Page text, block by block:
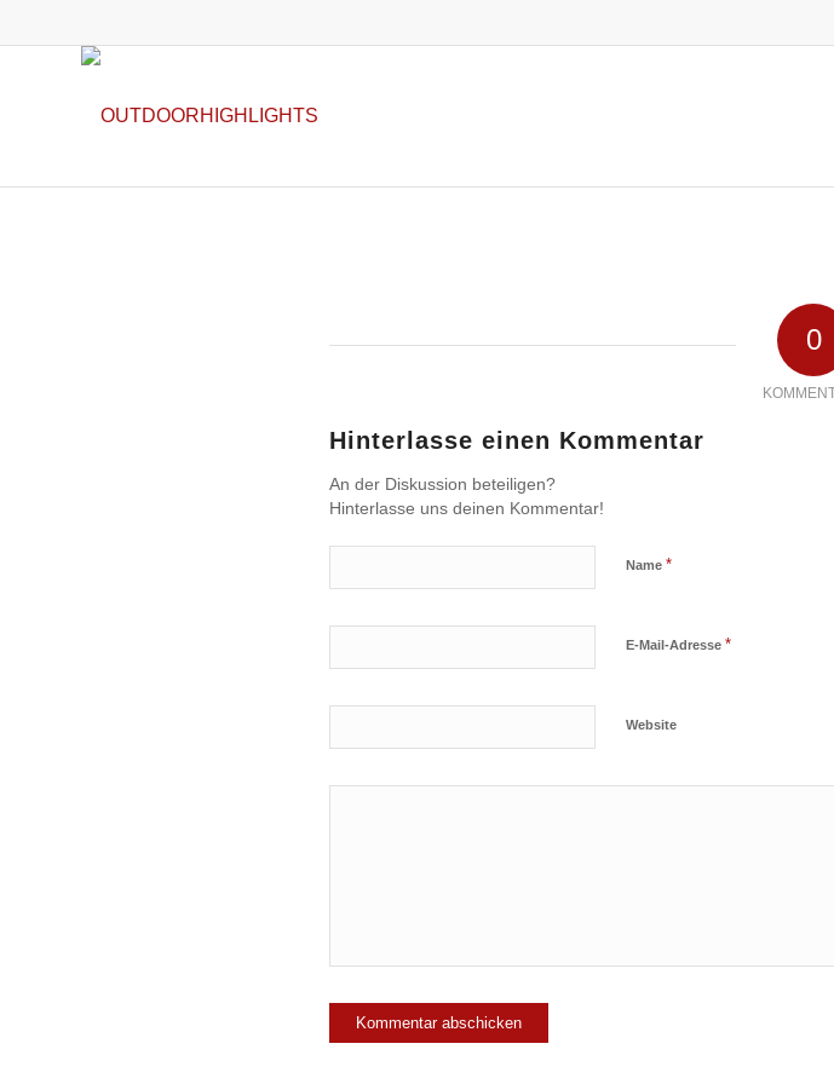
0
Hinterlasse einen Kommentar
An der Diskussion beteiligen?
Hinterlasse uns deinen Kommentar!
Name *
E-Mail-Adresse *
Website